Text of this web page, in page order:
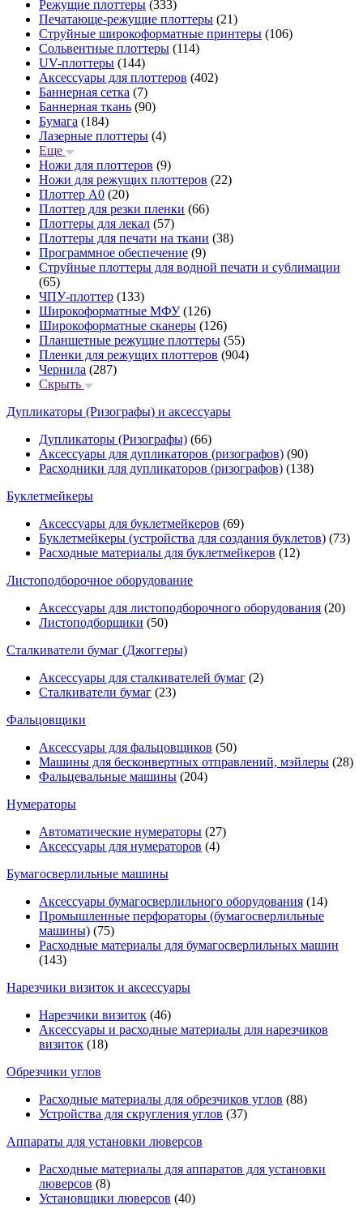
Режущие плоттеры (333)
Печатающе-режущие плоттеры (21)
Струйные широкоформатные принтеры (106)
Сольвентные плоттеры (114)
UV-плоттеры (144)
Аксессуары для плоттеров (402)
Баннерная сетка (7)
Баннерная ткань (90)
Бумага (184)
Лазерные плоттеры (4)
Еще
Ножи для плоттеров (9)
Ножи для режущих плоттеров (22)
Плоттер А0 (20)
Плоттер для резки пленки (66)
Плоттеры для лекал (57)
Плоттеры для печати на ткани (38)
Программное обеспечение (9)
Струйные плоттеры для водной печати и сублимации
(65)
ЧПУ-плоттер (133)
Широкоформатные МФУ(126)
Широкоформатные сканеры (126)
Планшетные режущие плоттеры (55)
Пленки для режущих плоттеров (904)
Чернила (287)
Скрыть
Дупликаторы (Ризографы) и аксессуары
Дупликаторы (Ризографы) (66)
Аксессуары для дупликаторов (ризографов) (90)
Расходники для дупликаторов (ризографов) (138)
Буклетмейкеры
Аксессуары для буклетмейкеров (69)
Буклетмейкеры (устройства для создания буклетов) (73)
Расходные материалы для буклетмейкеров (12)
Листоподборочное оборудование
Аксессуары для листоподборочного оборудования (20)
Листоподборщики (50)
Сталкиватели бумаг (Джоггеры)
Аксессуары для сталкивателей бумаг (2)
Сталкиватели бумаг (23)
Фальцовщики
Аксессуары для фальцовщиков (50)
Машины для бесконвертных отправлений, мэйлеры (28)
Фальцевальные машины (204)
Нумераторы
Автоматические нумераторы (27)
Аксессуары для нумераторов (4)
Бумагосверлильные машины
Аксессуары бумагосверлильного оборудования (14)
Промышленные перфораторы (бумагосверлильные
машины) (75)
Расходные материалы для бумагосверлильных машин
(143)
Нарезчики визиток и аксессуары
Нарезчики визиток (46)
Аксессуары и расходные материалы для нарезчиков
визиток (18)
Обрезчики углов
Расходные материалы для обрезчиков углов (88)
Устройства для скругления углов (37)
Аппараты для установки люверсов
Расходные материалы для аппаратов для установки
люверсов (8)
Установщики люверсов (40)